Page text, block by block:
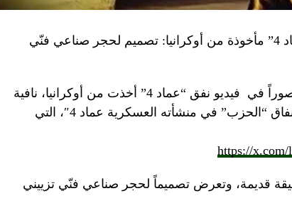
“النهار” تكشف حقيقة صور في فيديو نفق “عماد 4” مأخوذة من أوكرانيا: تصميم لحجر صناعي فنّي
في فيديو
نفق “عماد 4” أخذت من أوكرانيا، نافية
المزاعم المتداولة حول صورة “ملتقطة داخل أنفاق “الحزب” في منشأته العسكرية عماد 4″، التي
https://x.com/
قديمة، وتعرض تصميماً لحجر صناعي فنّي تزييني